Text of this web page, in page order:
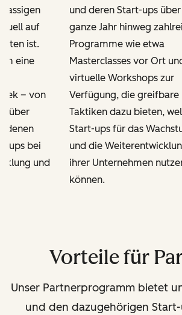
auf
ist.
eine
– von
über
ups bei
und
und deren Start-ups
ganze Jahr hinweg
Programme wie etwa
Masterclasses vor Ort
virtuelle Workshops zur
Verfügung, die greifbare
Taktiken dazu bieten,
Start-ups für das
und die
ihrer Unternehmen
können.
Vorteile für
Unser Partnerprogramm bietet
und den dazugehörigen